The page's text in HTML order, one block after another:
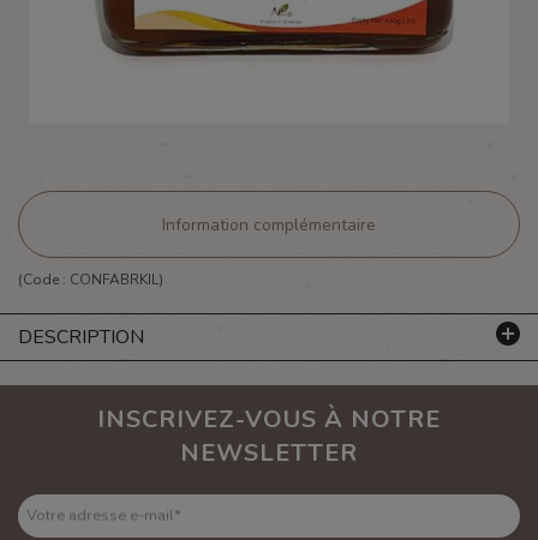
Information complémentaire
(Code : CONFABRKIL)
DESCRIPTION
INSCRIVEZ-VOUS À NOTRE
NEWSLETTER
Votre adresse e-mail*